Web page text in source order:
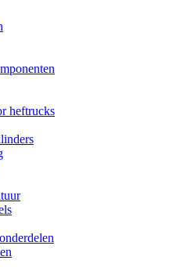
heftrucks